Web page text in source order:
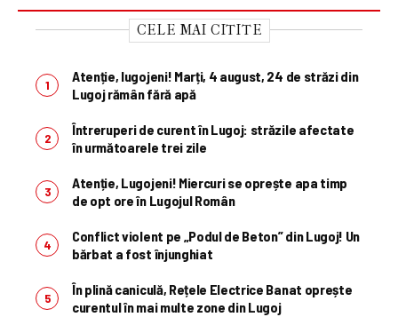
CELE MAI CITITE
Atenție, lugojeni! Marți, 4 august, 24 de străzi din
Lugoj rămân fără apă
Întreruperi de curent în Lugoj: străzile afectate
în următoarele trei zile
Atenție, Lugojeni! Miercuri se oprește apa timp
de opt ore în Lugojul Român
Conflict violent pe „Podul de Beton” din Lugoj! Un
bărbat a fost înjunghiat
În plină caniculă, Rețele Electrice Banat oprește
curentul în mai multe zone din Lugoj